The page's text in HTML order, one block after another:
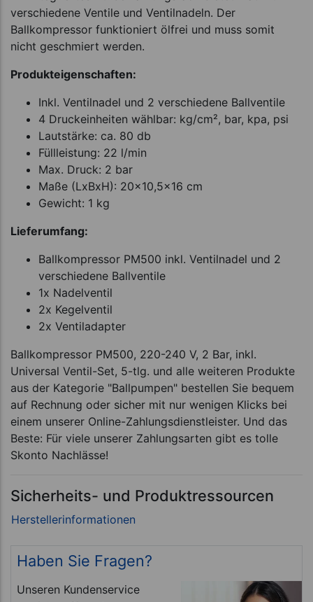
verschiedene Ventile und Ventilnadeln. Der
Ballkompressor funktioniert ölfrei und muss somit
nicht geschmiert werden.
Produkteigenschaften:
Inkl. Ventilnadel und 2 verschiedene Ballventile
4 Druckeinheiten wählbar: kg/cm², bar, kpa, psi
Lautstärke: ca. 80 db
Füllleistung: 22 l/min
Max. Druck: 2 bar
Maße (LxBxH): 20x10,5x16 cm
Gewicht: 1 kg
Lieferumfang:
Ballkompressor PM500 inkl. Ventilnadel und 2
verschiedene Ballventile
1x Nadelventil
2x Kegelventil
2x Ventiladapter
Ballkompressor PM500, 220-240 V, 2 Bar, inkl.
Universal Ventil-Set, 5-tlg. und alle weiteren Produkte
aus der Kategorie "Ballpumpen" bestellen Sie bequem
auf Rechnung oder sicher mit nur wenigen Klicks bei
einem unserer Online-Zahlungsdienstleister. Und das
Beste: Für viele unserer Zahlungsarten gibt es tolle
Skonto Nachlässe!
Sicherheits- und Produktressourcen
Haben Sie Fragen?
Unseren Kundenservice